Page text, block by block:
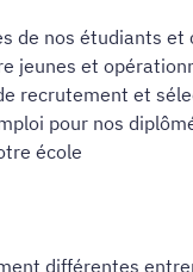
de nos étudiants et
jeunes et
recrutement et
pour nos
école
différentes